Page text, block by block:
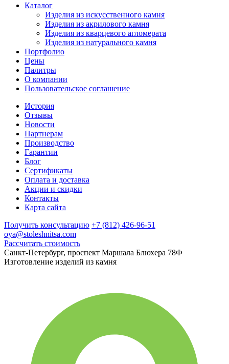
Каталог
Изделия из искусственного камня
Изделия из акрилового камня
Изделия из кварцевого агломерата
Изделия из натурального камня
Портфолио
Цены
Палитры
О компании
Пользовательское соглашение
История
Отзывы
Новости
Партнерам
Производство
Гарантии
Блог
Сертификаты
Оплата и доставка
Акции и скидки
Контакты
Карта сайта
Получить консультацию +7 (812) 426-96-51
oya@stoleshnitsa.com
Рассчитать стоимость
Санкт-Петербург, проспект Маршала Блюхера 78Ф
Изготовление изделий из камня